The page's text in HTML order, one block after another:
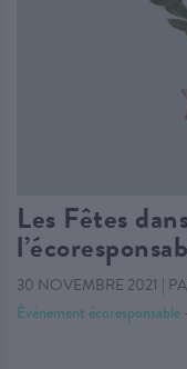
Les Fêtes
30 NOVEMBRE 2021 |
Événement écoresponsable